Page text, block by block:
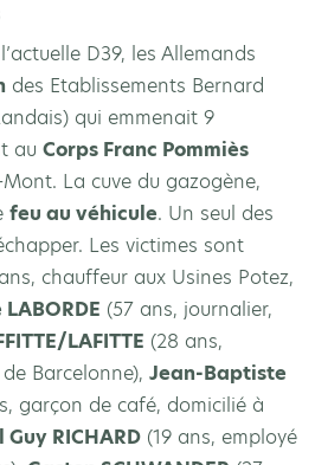
D39, les Allemands
des Etablissements Bernard
qui emmenait 9
au Corps Franc Pommiès
La cuve du gazogène,
feu au véhicule. Un seul des
Les victimes sont
chauffeur aux Usines Potez,
(57 ans, journalier,
LAFITTE (28 ans,
Barcelonne), Jean-Baptiste
garçon de café, domicilié à
RICHARD (19 ans, employé